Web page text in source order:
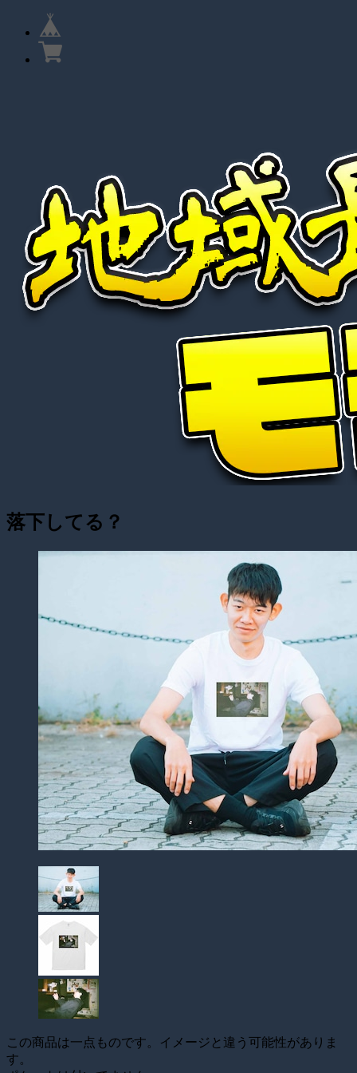
落下してる？
この商品は一点ものです。イメージと違う可能性がありま
す。